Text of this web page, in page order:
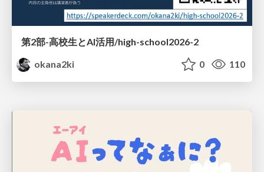
第2部-高校生とAI活用/high-school2026-2
okana2ki
0 110